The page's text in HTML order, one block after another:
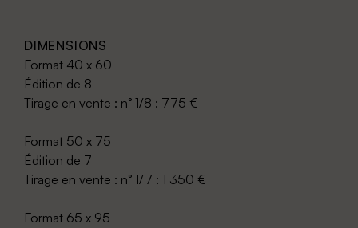
DIMENSIONS
Format 40 x 60
Édition de 8
Tirage en vente : n° 1/8 : 775 €
Format 50 x 75
Édition de 7
Tirage en vente : n° 1/7 : 1 350 €
Format 65 x 95